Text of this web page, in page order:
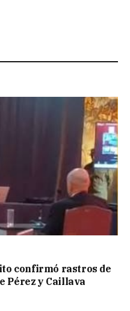
confirmó rastros de
Pérez y Caillava